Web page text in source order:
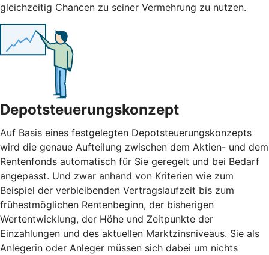
gleichzeitig Chancen zu seiner Vermehrung zu nutzen.
Depotsteuerungskonzept
Auf Basis eines festgelegten Depotsteuerungskonzepts
wird die genaue Aufteilung zwischen dem Aktien- und dem
Rentenfonds automatisch für Sie geregelt und bei Bedarf
angepasst. Und zwar anhand von Kriterien wie zum
Beispiel der verbleibenden Vertragslaufzeit bis zum
frühestmöglichen Rentenbeginn, der bisherigen
Wertentwicklung, der Höhe und Zeitpunkte der
Einzahlungen und des aktuellen Marktzinsniveaus. Sie als
Anlegerin oder Anleger müssen sich dabei um nichts